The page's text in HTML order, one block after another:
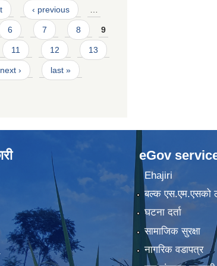
‹ previous
6 7 8 9
11 12 13
next › last »
eGov
Ehajiri
बल्क एस.एम.एसको
घटना दर्ता
सामाजिक सुरक्षा
नागरिक वडापत्र